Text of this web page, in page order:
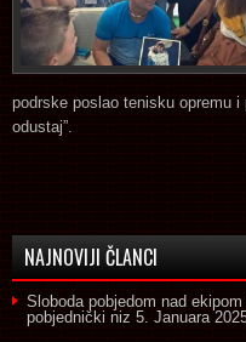
podrske poslao tenisku opremu
odustaj”.
NAJNOVIJI ČLANCI
Sloboda pobjedom nad
pobjednički niz 5. Januara